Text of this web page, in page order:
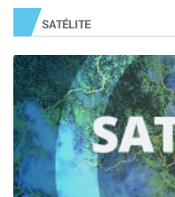
SATÉLITE